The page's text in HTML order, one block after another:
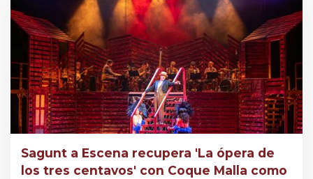
Sagunt a Escena recupera 'La ópera de
los tres centavos' con Coque Malla como